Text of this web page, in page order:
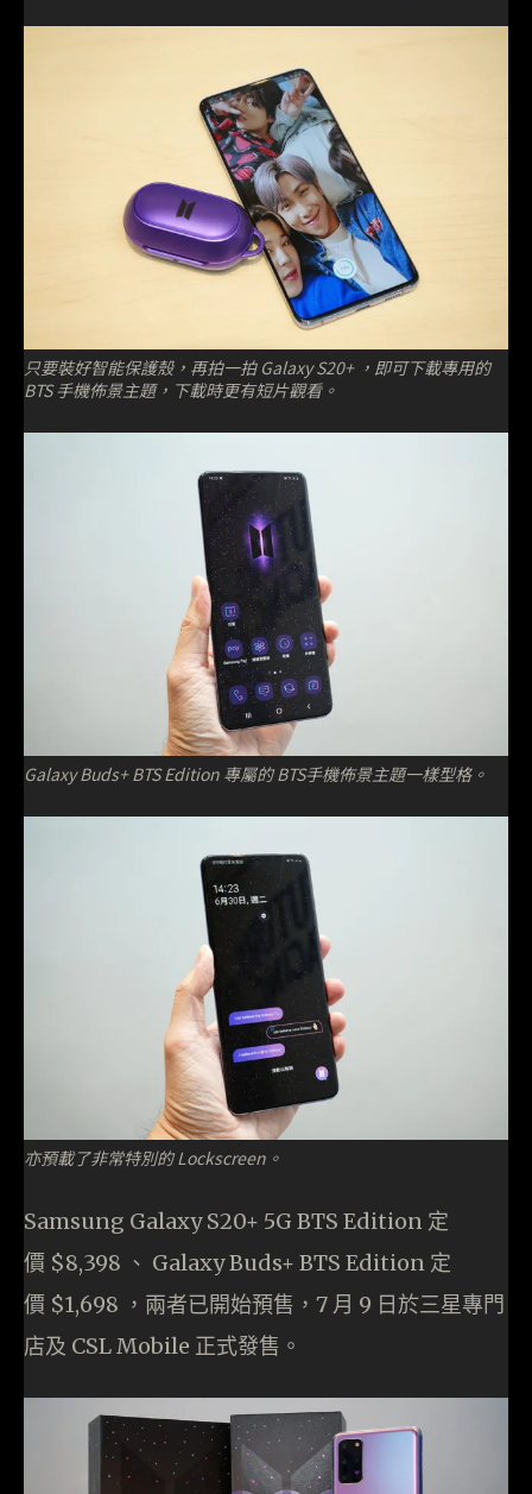
只要裝好智能保護殼，再拍一拍 Galaxy S20+ ，即可下載專用的
BTS 手機佈景主題，下載時更有短片觀看。
Galaxy Buds+ BTS Edition 專屬的 BTS手機佈景主題一樣型格。
亦預載了非常特別的 Lockscreen。
Samsung Galaxy S20+ 5G BTS Edition 定
價 $8,398 、 Galaxy Buds+ BTS Edition 定
價 $1,698 ，兩者已開始預售，7 月 9 日於三星專門
店及 CSL Mobile 正式發售。